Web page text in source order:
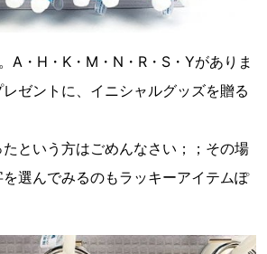
A・H・K・M・N・R・S・Yがありま
ゼントに、イニシャルグッズを贈る
という方はごめんなさい；；その場
選んでみるのもラッキーアイテムぽ